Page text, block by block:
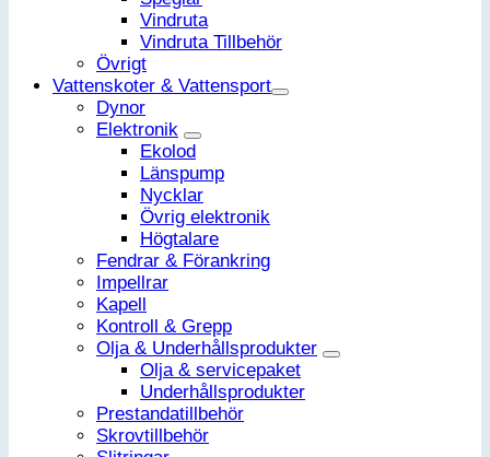
Vindruta
Vindruta Tillbehör
Övrigt
Vattenskoter & Vattensport
Dynor
Elektronik
Ekolod
Länspump
Nycklar
Övrig elektronik
Högtalare
Fendrar & Förankring
Impellrar
Kapell
Kontroll & Grepp
Olja & Underhållsprodukter
Olja & servicepaket
Underhållsprodukter
Prestandatillbehör
Skrovtillbehör